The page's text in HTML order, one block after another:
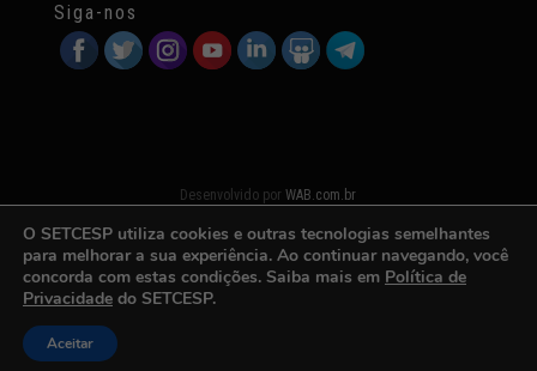
Siga-nos
Desenvolvido porWAB.com.br
O SETCESP utiliza cookies e outras tecnologias semelhantes
para melhorar a sua experiência. Ao continuar navegando, você
concorda com estas condições. Saiba mais em Política de
Privacidade do SETCESP.
Aceitar